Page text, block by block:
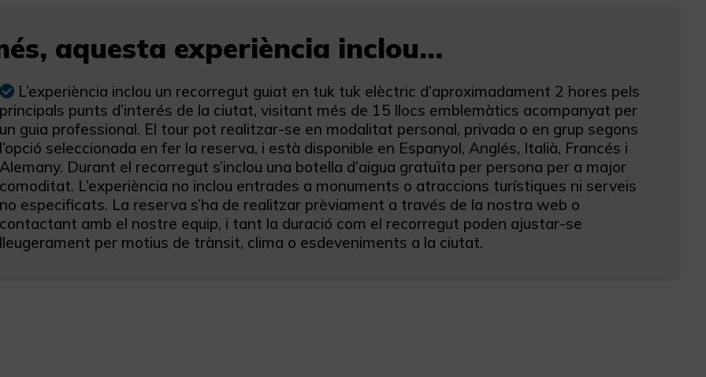
aquesta experiència inclou...
L’experiència inclou un recorregut guiat en tuk tuk elèctric d’aproximadament 2 hores pels
punts d’interés de la ciutat, visitant més de 15 llocs emblemàtics acompanyat per
guia professional. El tour pot realitzar-se en modalitat personal, privada o en grup segons
seleccionada en fer la reserva, i està disponible en Espanyol, Anglés, Italià, Francés i
Durant el recorregut s’inclou una botella d’aigua gratuïta per persona per a major
L’experiència no inclou entrades a monuments o atraccions turístiques ni serveis
especificats. La reserva s’ha de realitzar prèviament a través de la nostra web o
amb el nostre equip, i tant la duració com el recorregut poden ajustar-se
per motius de trànsit, clima o esdeveniments a la ciutat.